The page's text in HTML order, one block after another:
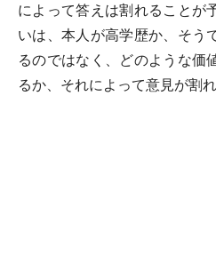
によって答えは割れることが
いは、本人が高学歴か、そう
るのではなく、どのような価
るか、それによって意見が割